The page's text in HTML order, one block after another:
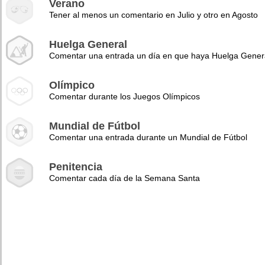
Verano
Tener al menos un comentario en Julio y otro en Agosto
Huelga General
Comentar una entrada un día en que haya Huelga
Olímpico
Comentar durante los Juegos Olímpicos
Mundial de Fútbol
Comentar una entrada durante un Mundial de Fútbol
Penitencia
Comentar cada día de la Semana Santa